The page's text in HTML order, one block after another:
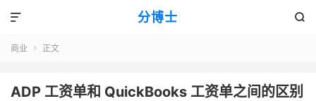
分博士 

商业  正文
ADP 工资单和 QuickBooks 工资单之间的区别